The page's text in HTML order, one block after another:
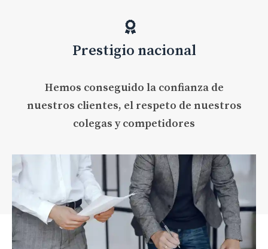
Prestigio nacional
Hemos conseguido la confianza de
nuestros clientes, el respeto de nuestros
colegas y competidores